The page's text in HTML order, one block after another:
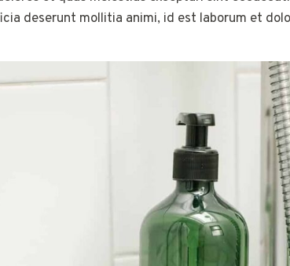
deserunt mollitia animi, id est laborum et